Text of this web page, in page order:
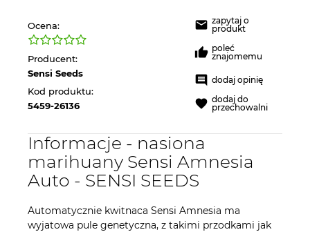
Ocena:
Producent:
Sensi Seeds
Kod produktu:
5459-26136
zapytaj o
produkt
poleć
znajomemu
dodaj opinię
dodaj do
przechowalni
Informacje - nasiona
marihuany Sensi Amnesia
Auto - SENSI SEEDS
Automatycznie kwitnaca Sensi Amnesia ma
wyjatowa pule genetyczna, z takimi przodkami jak